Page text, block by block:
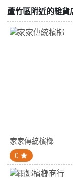
蘆竹區附近的雜貨
家家傳統檳榔
0